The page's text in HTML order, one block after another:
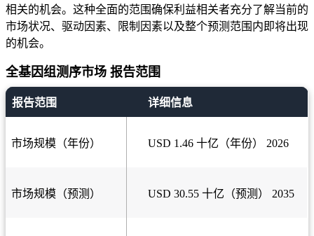
相关的机会。这种全面的范围确保利益相关者充分了解当前的
市场状况、驱动因素、限制因素以及整个预测范围内即将出现
的机会。
全基因组测序市场 报告范围
报告范围 详细信息
市场规模（年份） USD 1.46 十亿（年份） 2026
市场规模（预测） USD 30.55 十亿（预测） 2035